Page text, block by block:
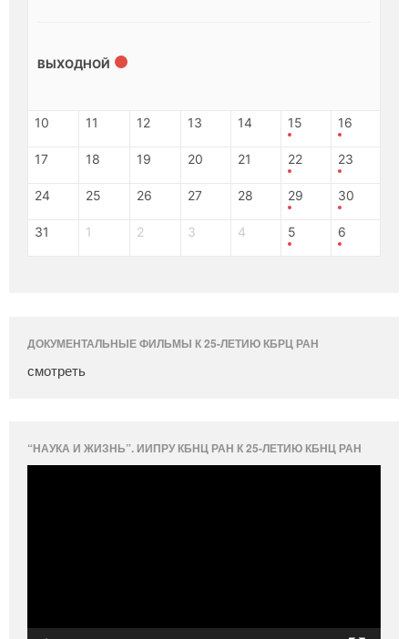
ВЫХОДНОЙ
10 11 12 13 14 15 16
17 18 19 20 21 22 23
24 25 26 27 28 29 30
31 1 2 3 4 5 6
ДОКУМЕНТАЛЬНЫЕ ФИЛЬМЫ К 25-ЛЕТИЮ КБРЦ РАН
смотреть
“НАУКА И ЖИЗНЬ”. ИИПРУ КБНЦ РАН К 25-ЛЕТИЮ КБНЦ РАН